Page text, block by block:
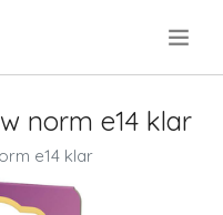
norm e14 klar
e14 klar